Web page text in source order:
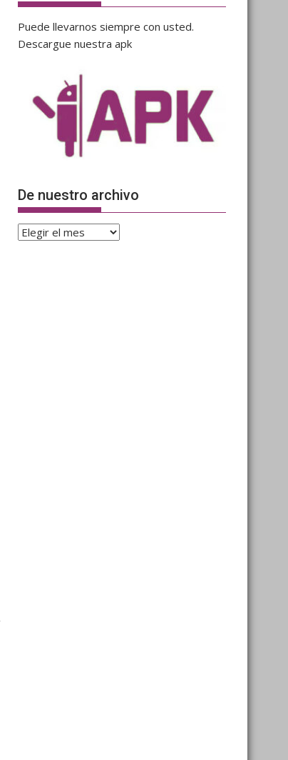
Puede llevarnos siempre con usted.
Descargue nuestra apk
De nuestro archivo
De